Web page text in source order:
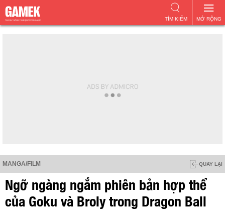
MỞ RỘNG
TÌM KIẾM
MANGA/FILM QUAY LẠI
Ngỡ ngàng ngắm phiên bản hợp thể
của Goku và Broly trong Dragon Ball